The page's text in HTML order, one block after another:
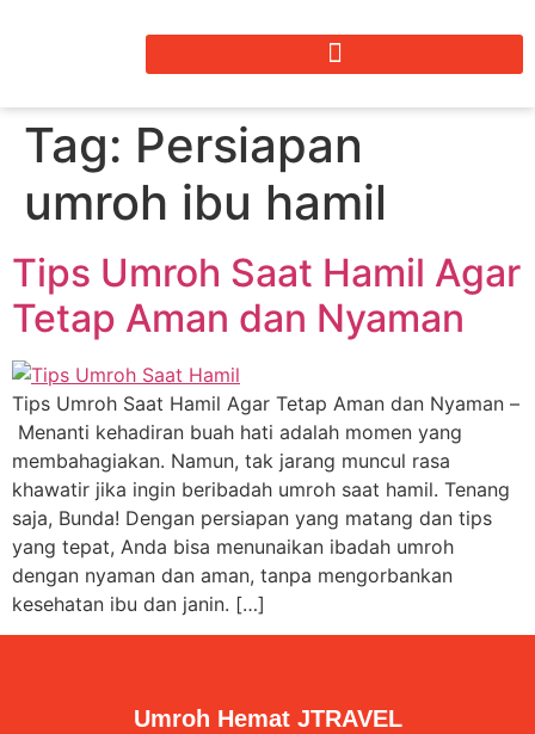
Tag: Persiapan
umroh ibu hamil
Tips Umroh Saat Hamil Agar
Tetap Aman dan Nyaman
Tips Umroh Saat Hamil Agar Tetap Aman dan Nyaman –
Menanti kehadiran buah hati adalah momen yang
membahagiakan. Namun, tak jarang muncul rasa
khawatir jika ingin beribadah umroh saat hamil. Tenang
saja, Bunda! Dengan persiapan yang matang dan tips
yang tepat, Anda bisa menunaikan ibadah umroh
dengan nyaman dan aman, tanpa mengorbankan
kesehatan ibu dan janin. […]
Umroh Hemat JTRAVEL